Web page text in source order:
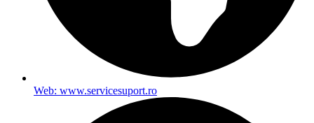
Web: www.servicesuport.ro